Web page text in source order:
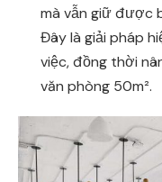
mà vẫn giữ được
Đây là giải pháp
việc, đồng thời
văn phòng 50m².